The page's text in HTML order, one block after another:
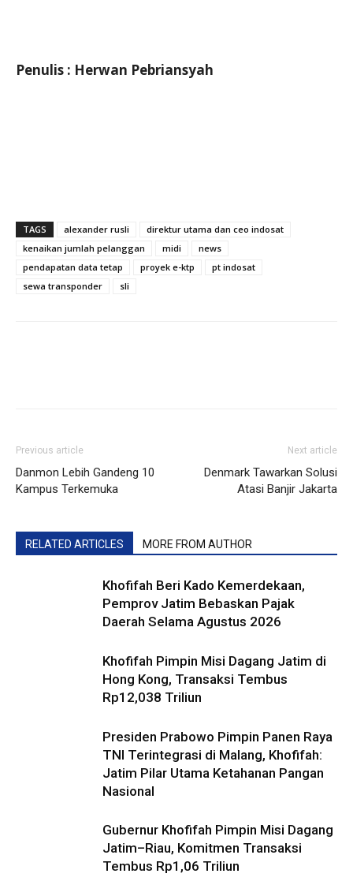
Penulis : Herwan Pebriansyah
TAGS alexander rusli
direktur utama dan ceo indosat
kenaikan jumlah pelanggan
midi
news
pendapatan data tetap
proyek e-ktp
pt indosat
sewa transponder
sli
Previous article
Danmon Lebih Gandeng 10
Kampus Terkemuka
Next article
Denmark Tawarkan Solusi
Atasi Banjir Jakarta
RELATED ARTICLES MORE FROM AUTHOR
Khofifah Beri Kado Kemerdekaan,
Pemprov Jatim Bebaskan Pajak
Daerah Selama Agustus 2026
Khofifah Pimpin Misi Dagang Jatim di
Hong Kong, Transaksi Tembus
Rp12,038 Triliun
Presiden Prabowo Pimpin Panen Raya
TNI Terintegrasi di Malang, Khofifah:
Jatim Pilar Utama Ketahanan Pangan
Nasional
Gubernur Khofifah Pimpin Misi Dagang
Jatim–Riau, Komitmen Transaksi
Tembus Rp1,06 Triliun